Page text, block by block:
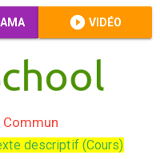
VIDÉO
descriptif (Cours)